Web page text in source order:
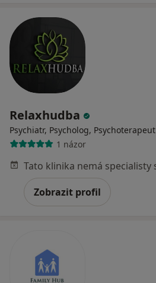
Relaxhudba
Psychiatr, Psycholog, Psychoterapeut
1 názor
Zobrazit profil